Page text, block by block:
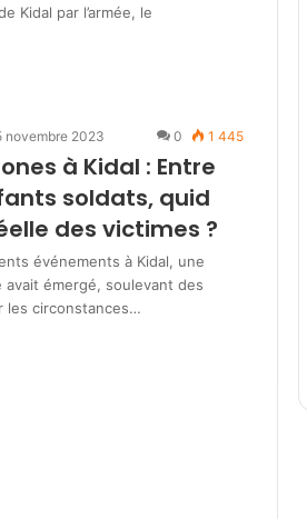
Kidal par l’armée, le
novembre 2023 0 1 445
à Kidal : Entre
soldats, quid
des victimes ?
événements à Kidal, une
émergé, soulevant des
les circonstances…